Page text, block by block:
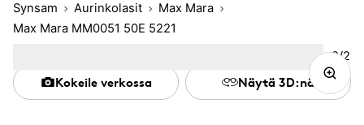
Synsam Aurinkolasit
Max Mara
Max Mara MM0051 50E 5221
Kokeile verkossa Näytä 3D:nä
Kuva
2/2
(Current image)